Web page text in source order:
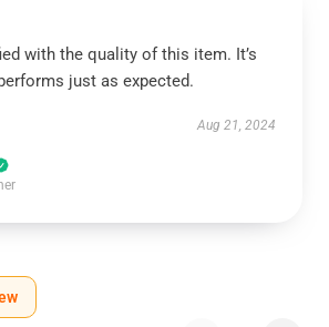
with the quality of this item. It’s
just as expected.
Aug 21, 2024